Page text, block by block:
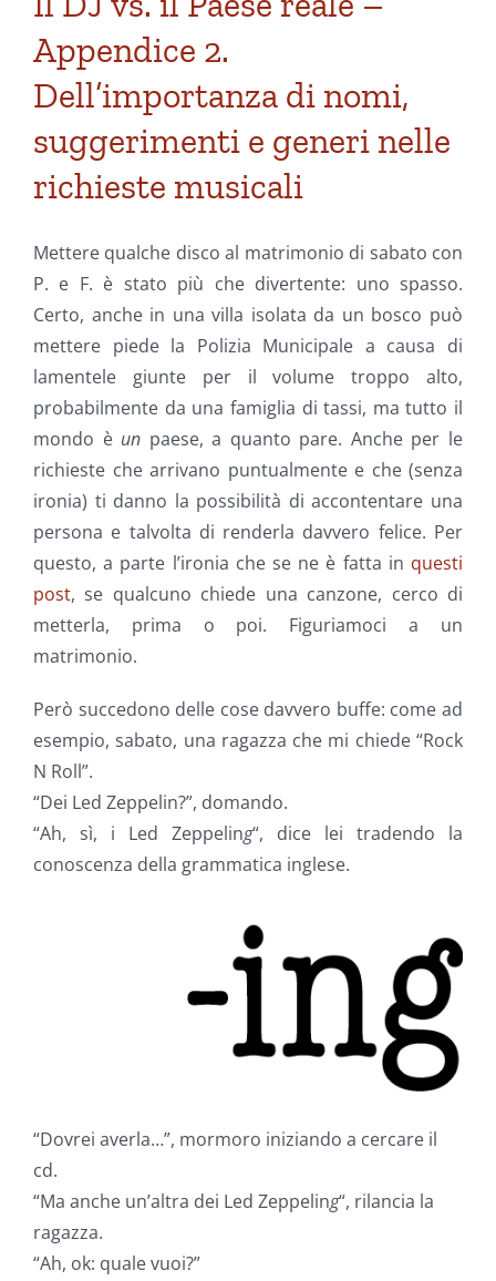
Appendice 2.
Dell’importanza di nomi,
suggerimenti e generi nelle
richieste musicali
Mettere qualche disco al matrimonio di sabato con
P. e F. è stato più che divertente: uno spasso.
Certo, anche in una villa isolata da un bosco può
mettere piede la Polizia Municipale a causa di
lamentele giunte per il volume troppo alto,
probabilmente da una famiglia di tassi, ma tutto il
mondo è un paese, a quanto pare. Anche per le
richieste che arrivano puntualmente e che (senza
ironia) ti danno la possibilità di accontentare una
persona e talvolta di renderla davvero felice. Per
questo, a parte l’ironia che se ne è fatta in questi
post, se qualcuno chiede una canzone, cerco di
metterla, prima o poi. Figuriamoci a un
matrimonio.
Però succedono delle cose davvero buffe: come ad
esempio, sabato, una ragazza che mi chiede “Rock
N Roll”.
“Dei Led Zeppelin?”, domando.
“Ah, sì, i Led Zeppeling“, dice lei tradendo la
conoscenza della grammatica inglese.
“Dovrei averla…”, mormoro iniziando a cercare il
cd.
“Ma anche un’altra dei Led Zeppeling“, rilancia la
ragazza.
“Ah, ok: quale vuoi?”